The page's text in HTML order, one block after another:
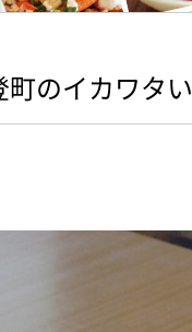
のイカワタ